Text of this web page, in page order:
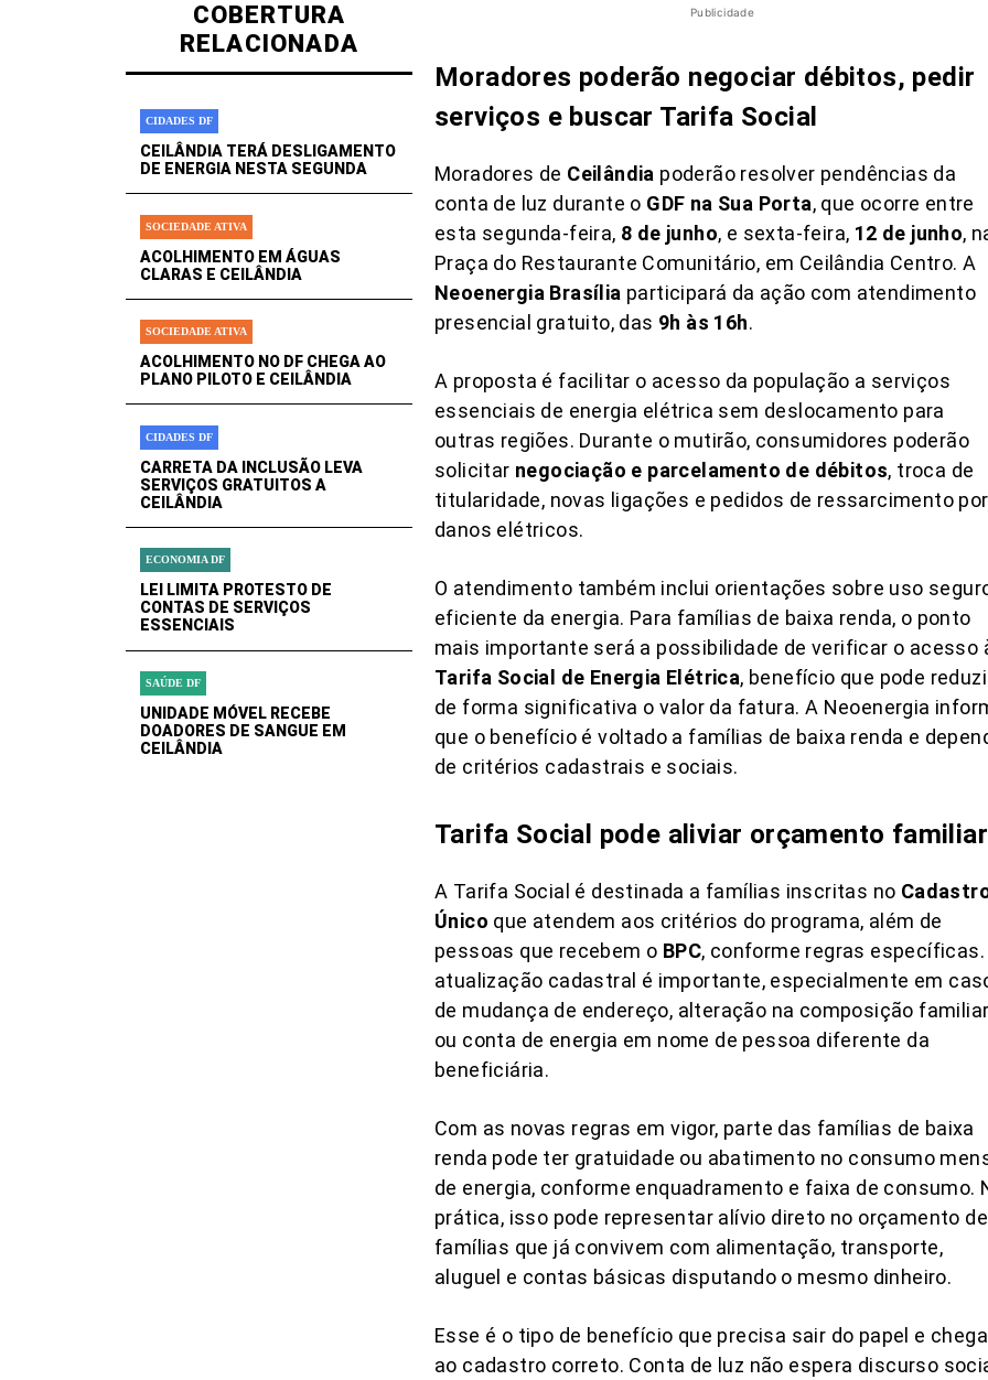
COBERTURA
RELACIONADA
CIDADES DF
CEILÂNDIA TERÁ DESLIGAMENTO
DE ENERGIA NESTA SEGUNDA
SOCIEDADE ATIVA
ACOLHIMENTO EM ÁGUAS
CLARAS E CEILÂNDIA
SOCIEDADE ATIVA
ACOLHIMENTO NO DF CHEGA AO
PLANO PILOTO E CEILÂNDIA
CIDADES DF
CARRETA DA INCLUSÃO LEVA
SERVIÇOS GRATUITOS A
CEILÂNDIA
ECONOMIA DF
LEI LIMITA PROTESTO DE
CONTAS DE SERVIÇOS
ESSENCIAIS
SAÚDE DF
UNIDADE MÓVEL RECEBE
DOADORES DE SANGUE EM
CEILÂNDIA
Publicidade
Moradores poderão negociar débitos, pedir
serviços e buscar Tarifa Social
Moradores de Ceilândia poderão resolver pendências da
conta de luz durante o GDF na Sua Porta, que ocorre entre
esta segunda-feira, 8 de junho, e sexta-feira, 12 de junho,
Praça do Restaurante Comunitário, em Ceilândia Centro. A
Neoenergia Brasília participará da ação com atendimento
presencial gratuito, das 9h às 16h.
A proposta é facilitar o acesso da população a serviços
essenciais de energia elétrica sem deslocamento para
outras regiões. Durante o mutirão, consumidores poderão
solicitar negociação e parcelamento de débitos, troca de
titularidade, novas ligações e pedidos de ressarcimento por
danos elétricos.
O atendimento também inclui orientações sobre uso
eficiente da energia. Para famílias de baixa renda, o ponto
mais importante será a possibilidade de verificar o acesso
Tarifa Social de Energia Elétrica, benefício que pode
de forma significativa o valor da fatura. A Neoenergia
que o benefício é voltado a famílias de baixa renda e
de critérios cadastrais e sociais.
Tarifa Social pode aliviar orçamento familiar
A Tarifa Social é destinada a famílias inscritas no
Único que atendem aos critérios do programa, além de
pessoas que recebem o BPC, conforme regras específicas.
atualização cadastral é importante, especialmente em
de mudança de endereço, alteração na composição familiar
ou conta de energia em nome de pessoa diferente da
beneficiária.
Com as novas regras em vigor, parte das famílias de baixa
renda pode ter gratuidade ou abatimento no consumo
de energia, conforme enquadramento e faixa de consumo.
prática, isso pode representar alívio direto no orçamento de
famílias que já convivem com alimentação, transporte,
aluguel e contas básicas disputando o mesmo dinheiro.
Esse é o tipo de benefício que precisa sair do papel e
ao cadastro correto. Conta de luz não espera discurso